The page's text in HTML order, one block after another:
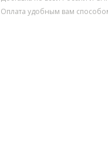
Оплата удобным вам